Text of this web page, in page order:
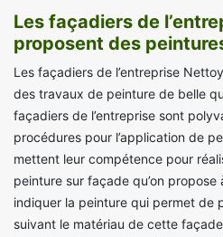
Les façadiers de
proposent des
Les façadiers de l’entreprise
des travaux de peinture de belle
façadiers de l’entreprise sont
procédures pour l’application de
mettent leur compétence pour
peinture sur façade qu’on propose
indiquer la peinture qui permet de
suivant le matériau de cette